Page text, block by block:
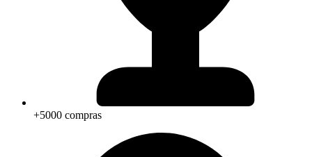
+5000 compras